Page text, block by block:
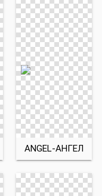
ANGEL-АНГЕЛ